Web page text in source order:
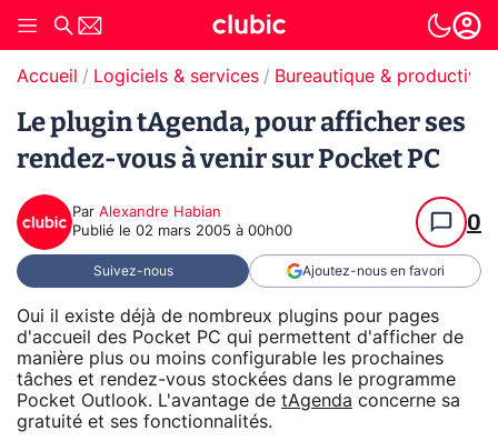
Accueil Logiciels & services Bureautique & productivité
Le plugin tAgenda, pour afficher ses
rendez-vous à venir sur Pocket PC
Par Alexandre Habian
Publié le 02 mars 2005 à 00h00 0
Suivez-nous Ajoutez-nous en favori
Oui il existe déjà de nombreux plugins pour pages
d'accueil des Pocket PC qui permettent d'afficher de
manière plus ou moins configurable les prochaines
tâches et rendez-vous stockées dans le programme
Pocket Outlook. L'avantage de tAgenda concerne sa
gratuité et ses fonctionnalités.